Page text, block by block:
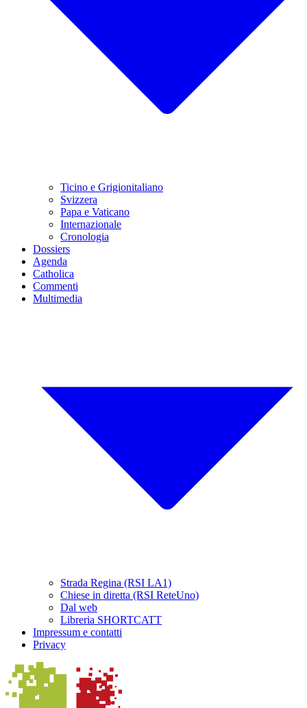
Ticino e Grigionitaliano
Svizzera
Papa e Vaticano
Internazionale
Cronologia
Dossiers
Agenda
Catholica
Commenti
Multimedia
Strada Regina (RSI LA1)
Chiese in diretta (RSI ReteUno)
Dal web
Libreria SHORTCATT
Impressum e contatti
Privacy